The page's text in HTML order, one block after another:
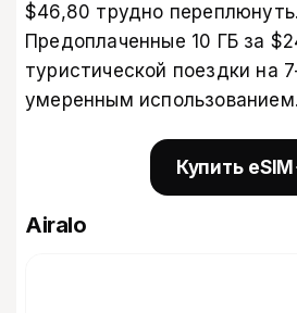
$46,80 трудно переплюнуть.
Предоплаченные 10 ГБ за
туристической поездки на
умеренным использованием.
Купить eSIM
Airalo